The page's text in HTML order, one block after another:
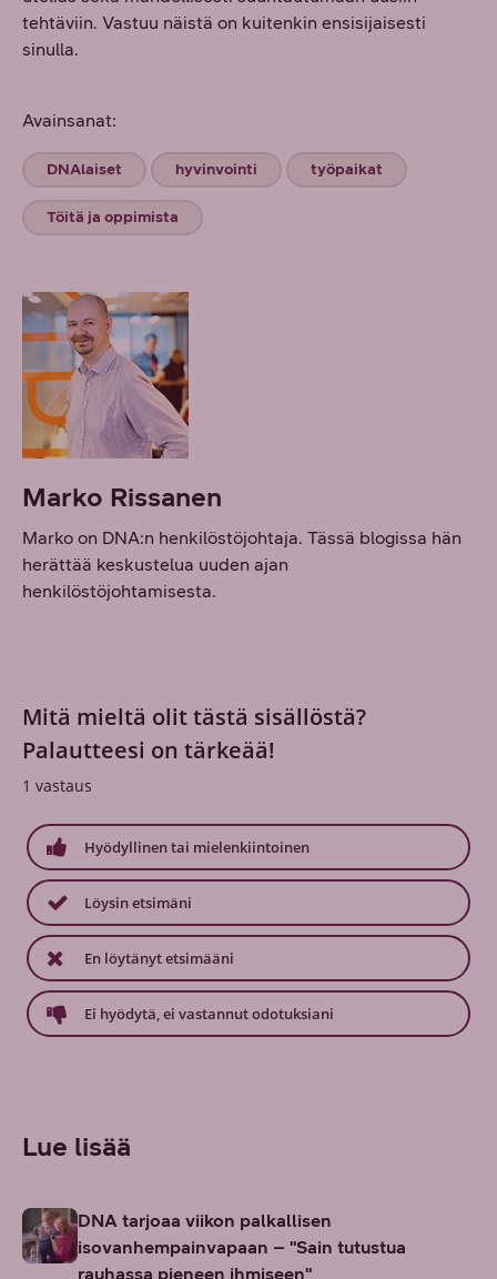
tehtäviin. Vastuu näistä on kuitenkin ensisijaisesti
sinulla.
Avainsanat:
DNAlaiset hyvinvointi työpaikat
Töitä ja oppimista
Marko Rissanen
Marko on DNA:n henkilöstöjohtaja. Tässä blogissa hän
herättää keskustelua uuden ajan
henkilöstöjohtamisesta.
Mitä mieltä olit tästä sisällöstä?
Palautteesi on tärkeää!
1 vastaus
Hyödyllinen tai mielenkiintoinen
Löysin etsimäni
En löytänyt etsimääni
Ei hyödytä, ei vastannut odotuksiani
Lue lisää
DNA tarjoaa viikon palkallisen
isovanhempainvapaan – "Sain tutustua
rauhassa pieneen ihmiseen"